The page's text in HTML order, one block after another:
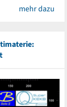
mehr dazu